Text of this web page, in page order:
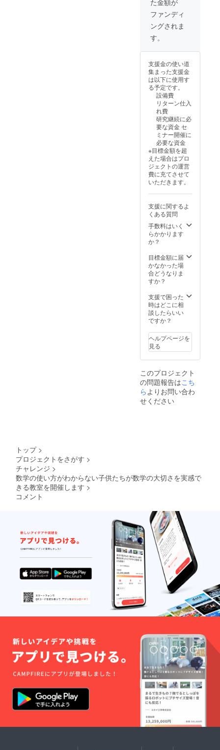
円（税
込） ※
は1名様
す。ご
家族ご
同伴の
場合は
別途1名
様分の
参加費
がかか
りま
す。 ※
詳細は
後日
メール
にてお
知らせ
致しま
す。 ※
欠席さ
れた方
には、
当日の
資料を
お送り
致しま
付され
てから6
カ月
一回
しま
す。ま
た、菊
地と最
新の研
究内容
とオン
ライン
で60分
程度意
見交換
できる
権利を
お渡し
致しま
す。こ
ちらの
ノート
ブック
ルがあ
れば
（他に
Mathe
センス
が必要
です
研究の
検証な
どが可
能にな
す！ ＜
所要時
間＞ オ
ンライ
交換
約60分
（1回
分、有
効期
込） ※1
換・チ
ケット
となり
ます。
※詳細は
後日
メール
にてお
知らせ
致しま
す。
ての
Mathe
matica
ノート
ル ・菊
新の研
究内容
をオン
ライン
で60分
程度（1
見交換
できる
権利
（ツー
ルは
zoomと
し、有
効期限
は6カ月
とす
をお送
りしま
す。 こ
ちらの
ノート
ファイ
ルがあ
れば
（他に
matica
のライ
センス
が必要
が）、
菊地の
研究の
検証
ラメー
タを変
えて自
分自身
のオリ
なりま
す！ ＜
ン意見
交換
約60分
＜料金
＞
50,000
円（税
込） ※1
名様分
のオン
ライン
意見交
換・チ
ケット
ます。
※詳細は
後日
メール
にてお
知らせ
いたし
ます。
た金額が
ファンディ
ングされま
す。
支援金の使い道
集まった支援金
は以下に使用す
る予定です。
設備費
リターン仕入
れ費
研究継続に必
要な資金 セ
ミナー開催に
必要な資金
※目標金額を超
えた場合はプロ
ジェクトの運営
費に充てさせて
いただきます。
支援に関するよ
くある質問
手数料はいく
らかかります
か？
目標金額に届
かなかった場
合どうなりま
すか？
支援で困った
時はどこに相
談したらいい
ですか？
ヘルプページを
見る
このプロジェクト
の問題報告はこち
らよりお問い合わ
せください
トップ >
プロジェクトをさがす >
チャレンジ >
数学の使い方がわからない子供たちが数学の大切さを実感で
きる教室を開催します >
コメント